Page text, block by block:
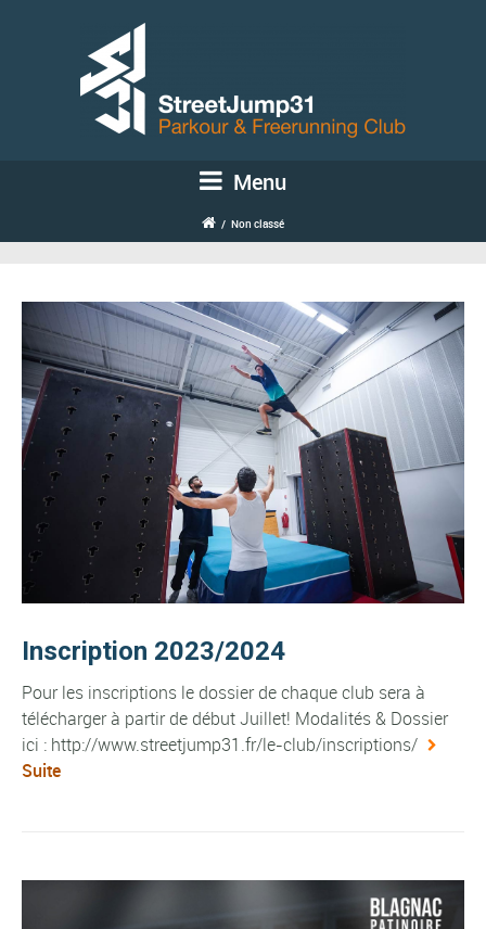
Menu
/ Non classé
Inscription 2023/2024
Pour les inscriptions le dossier de chaque club sera à
télécharger à partir de début Juillet! Modalités & Dossier
ici : http://www.streetjump31.fr/le-club/inscriptions/
Suite